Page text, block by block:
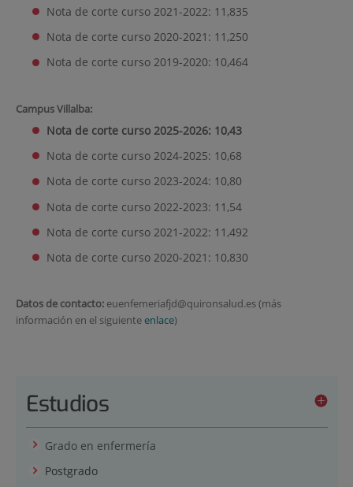
Nota de corte curso 2021-2022: 11,835
Nota de corte curso 2020-2021: 11,250
Nota de corte curso 2019-2020: 10,464
Campus Villalba:
Nota de corte curso 2025-2026: 10,43
Nota de corte curso 2024-2025: 10,68
Nota de corte curso 2023-2024: 10,80
Nota de corte curso 2022-2023: 11,54
Nota de corte curso 2021-2022: 11,492
Nota de corte curso 2020-2021: 10,830
Datos de contacto:euenfemeriafjd@quironsalud.es (más
información en el siguienteenlace)
Estudios
Grado en enfermería
Postgrado